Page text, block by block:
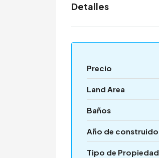
Detalles
Precio
Land Area
Baños
Año de construido
Tipo de Propiedad